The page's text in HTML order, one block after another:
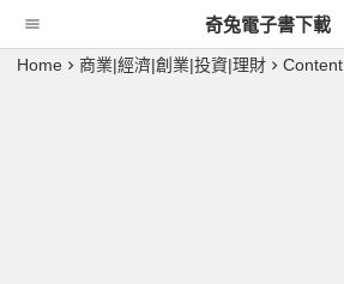
奇兔電子書下載
Home 商業|經濟|創業|投資|理財 Content